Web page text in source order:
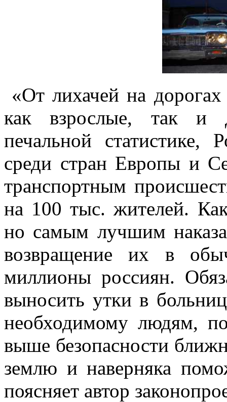
«От лихачей на
как взрослые, так и
печальной статистике,
среди стран Европы и
транспортным
на 100 тыс. жителей.
но самым лучшим
возвращение их в
миллионы россиян.
выносить утки в
необходимому людям,
выше безопасности
землю и наверняка
поясняет автор